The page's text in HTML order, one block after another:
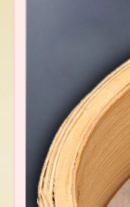
台湾衛生福利部植物薬物署が「
従来の動物性原料を使わず、野
台湾蔬食は保五葷（５種類の植
ほうれん草をバター、ゴマドレ
スープは、ジューシーな寒天ス
【規格】 25g 50個ｘ8袋
【調理方法】
蒸す：冷凍のまま、強火で約８分